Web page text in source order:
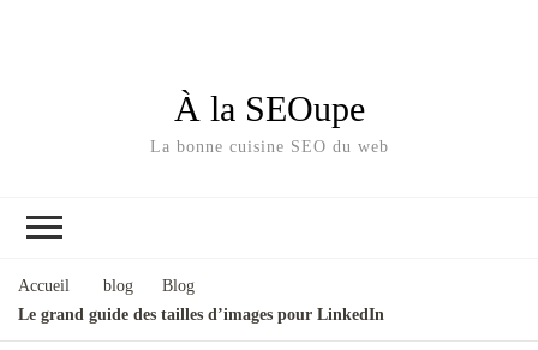
À la SEOupe
La bonne cuisine SEO du web
Accueil blog
Blog
Le grand guide des tailles d’images pour LinkedIn